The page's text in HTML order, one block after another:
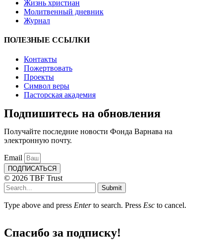
Жизнь христиан
Молитвенный дневник
Журнал
ПОЛЕЗНЫЕ ССЫЛКИ
Контакты
Пожертвовать
Проекты
Символ веры
Пасторская академия
Подпишитесь на обновления
Получайте последние новости Фонда Варнава на
электронную почту.
Email
ПОДПИСАТЬСЯ
© 2026 TBF Trust
Submit
Type above and press Enterto search. Press Esc to cancel.
Спасибо за подписку!